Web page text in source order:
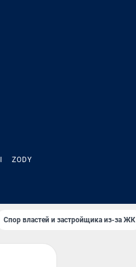
ZODY
Спор властей и застройщика из-за ЖК